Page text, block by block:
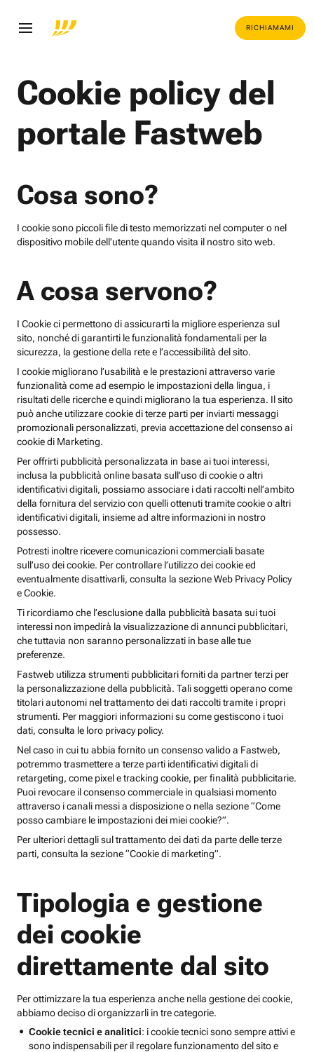
RICHIAMAMI
Cookie policy del
portale Fastweb
Cosa sono?
I cookie sono piccoli file di testo memorizzati nel computer o nel
dispositivo mobile dell'utente quando visita il nostro sito web.
A cosa servono?
I Cookie ci permettono di assicurarti la migliore esperienza sul
sito, nonché di garantirti le funzionalità fondamentali per la
sicurezza, la gestione della rete e l’accessibilità del sito.
I cookie migliorano l’usabilità e le prestazioni attraverso varie
funzionalità come ad esempio le impostazioni della lingua, i
risultati delle ricerche e quindi migliorano la tua esperienza. Il sito
può anche utilizzare cookie di terze parti per inviarti messaggi
promozionali personalizzati, previa accettazione del consenso ai
cookie di Marketing.
Per offrirti pubblicità personalizzata in base ai tuoi interessi,
inclusa la pubblicità online basata sull’uso di cookie o altri
identificativi digitali, possiamo associare i dati raccolti nell’ambito
della fornitura del servizio con quelli ottenuti tramite cookie o altri
identificativi digitali, insieme ad altre informazioni in nostro
possesso.
Potresti inoltre ricevere comunicazioni commerciali basate
sull’uso dei cookie. Per controllare l’utilizzo dei cookie ed
eventualmente disattivarli, consulta la sezione Web Privacy Policy
e Cookie.
Ti ricordiamo che l’esclusione dalla pubblicità basata sui tuoi
interessi non impedirà la visualizzazione di annunci pubblicitari,
che tuttavia non saranno personalizzati in base alle tue
preferenze.
Fastweb utilizza strumenti pubblicitari forniti da partner terzi per
la personalizzazione della pubblicità. Tali soggetti operano come
titolari autonomi nel trattamento dei dati raccolti tramite i propri
strumenti. Per maggiori informazioni su come gestiscono i tuoi
dati, consulta le loro privacy policy.
Nel caso in cui tu abbia fornito un consenso valido a Fastweb,
potremmo trasmettere a terze parti identificativi digitali di
retargeting, come pixel e tracking cookie, per finalità pubblicitarie.
Puoi revocare il consenso commerciale in qualsiasi momento
attraverso i canali messi a disposizione o nella sezione “Come
posso cambiare le impostazioni dei miei cookie?”.
Per ulteriori dettagli sul trattamento dei dati da parte delle terze
parti, consulta la sezione “Cookie di marketing”.
Tipologia e gestione
dei cookie
direttamente dal sito
Per ottimizzare la tua esperienza anche nella gestione dei cookie,
abbiamo deciso di organizzarli in tre categorie.
Cookie tecnici e analitici: i cookie tecnici sono sempre attivi e
sono indispensabili per il regolare funzionamento del sito e